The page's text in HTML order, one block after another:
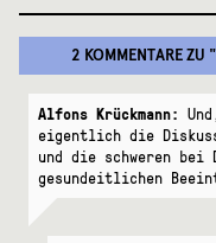
2 KOMMENTAREZU "
Alfons Krückmann:
eigentlich die
und die schweren
gesundeitlichen